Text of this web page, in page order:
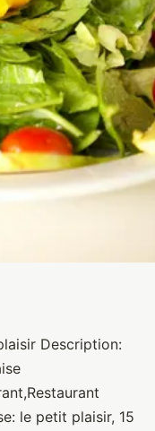
Description:
le petit plaisir, 15